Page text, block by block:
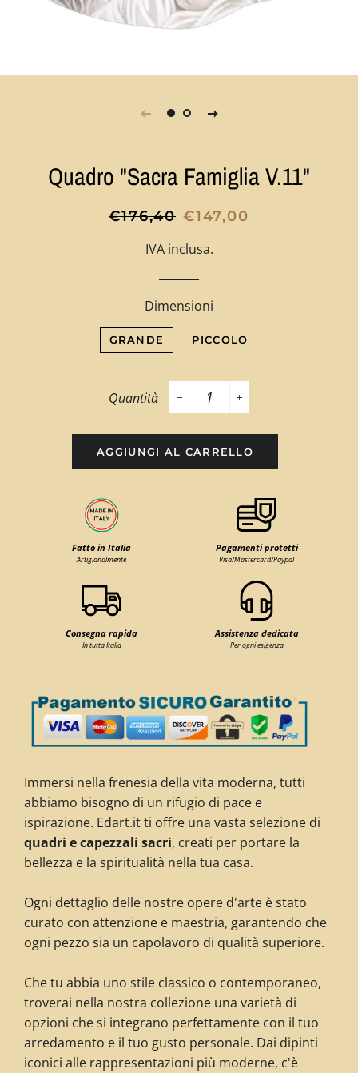
Quadro "Sacra Famiglia V.11"
Prezzo
€176,40 Prezzo
€147,00
IVA inclusa.
Dimensioni
GRANDE PICCOLO
Quantità
−
+
AGGIUNGI AL CARRELLO
Fatto in Italia
Artigianalmente
Pagamenti protetti
Visa/Mastercard/Paypal
Consegna rapida
In tutta Italia
Assistenza dedicata
Per ogni esigenza
Immersi nella frenesia della vita moderna, tutti
abbiamo bisogno di un rifugio di pace e
ispirazione. Edart.it ti offre una vasta selezione di
quadri e capezzali sacri, creati per portare la
bellezza e la spiritualità nella tua casa.
Ogni dettaglio delle nostre opere d'arte è stato
curato con attenzione e maestria, garantendo che
ogni pezzo sia un capolavoro di qualità superiore.
Che tu abbia uno stile classico o contemporaneo,
troverai nella nostra collezione una varietà di
opzioni che si integrano perfettamente con il tuo
arredamento e il tuo gusto personale. Dai dipinti
iconici alle rappresentazioni più moderne, c'è